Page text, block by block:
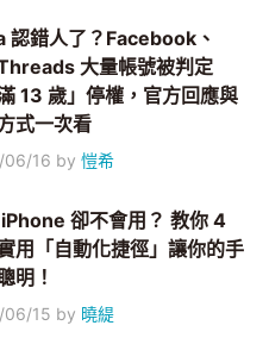
認錯人了？Facebook、
大量帳號被判定
滿 13 歲」停權，官方回應與
式一次看
06/16 by愷希
卻不會用？ 教你 4
用「自動化捷徑」讓你的手
明！
06/15 by 曉緹